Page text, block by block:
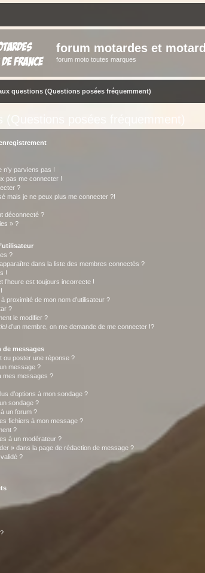
forum motardes et
forum moto toutes marques
questions (Questions posées fréquemment)
(Questions posées fréquemment)
n’y parviens pas !
pas me connecter !
?
mais je ne peux plus me connecter ?!
déconnecté ?
» ?
?
dans la liste des membres connectés ?
!
l’heure est toujours incorrecte !
proximité de mon nom d’utilisateur ?
?
le modifier ?
d’un membre, on me demande de me connecter !?
de messages
ou poster une réponse ?
message ?
mes messages ?
d’options à mon sondage ?
sondage ?
un forum ?
fichiers à mon message ?
?
à un modérateur ?
» dans la page de rédaction de message ?
?